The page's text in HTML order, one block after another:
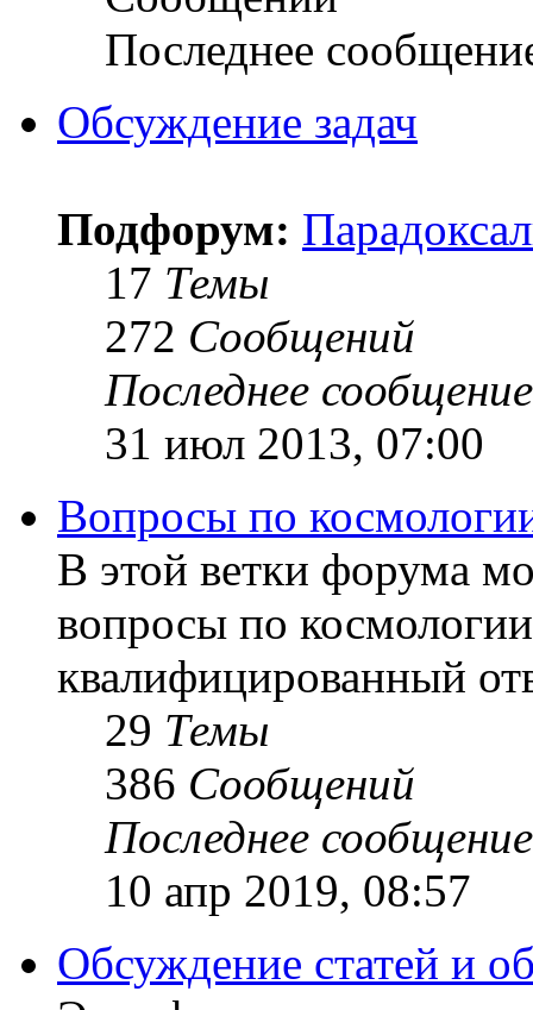
Последнее
Обсуждение задач
Подфорум:
17 Темы
272 Сообщений
Последнее сообщение
31 июл 2013, 07:00
Вопросы по
В этой ветки форума
вопросы по
квалифицированный
29 Темы
386 Сообщений
Последнее сообщение
10 апр 2019, 08:57
Обсуждение статей и